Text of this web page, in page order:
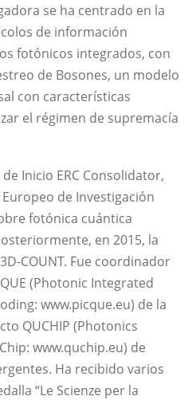
se ha centrado en la
de información
fotónicos integrados, con
de Bosones, un modelo
con características
el régimen de supremacía
Inicio ERC Consolidator,
de Investigación
fotónica cuántica
en 2015, la
COUNT. Fue coordinador
(Photonic Integrated
www.picque.eu) de la
QUCHIP (Photonics
www.quchip.eu) de
Ha recibido varios
“Le Scienze per la